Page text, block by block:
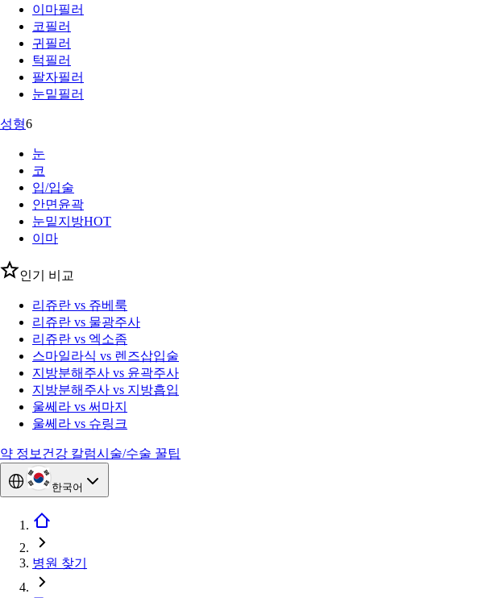
이마필러
코필러
귀필러
턱필러
팔자필러
눈밑필러
성형6
눈
코
입/입술
안면윤곽
눈밑지방HOT
이마
인기 비교
리쥬란 vs 쥬베룩
리쥬란 vs 물광주사
리쥬란 vs 엑소좀
스마일라식 vs 렌즈삽입술
지방분해주사 vs 윤곽주사
지방분해주사 vs 지방흡입
울쎄라 vs 써마지
울쎄라 vs 슈링크
약 정보 건강 칼럼시술/수술 꿀팁
한국어
병원 찾기